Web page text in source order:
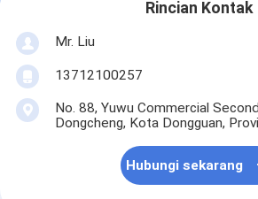
Rincian Kontak
Mr. Liu
13712100257
No. 88, Yuwu Commercial
Dongcheng, Kota Dongguan,
Hubungi sekarang